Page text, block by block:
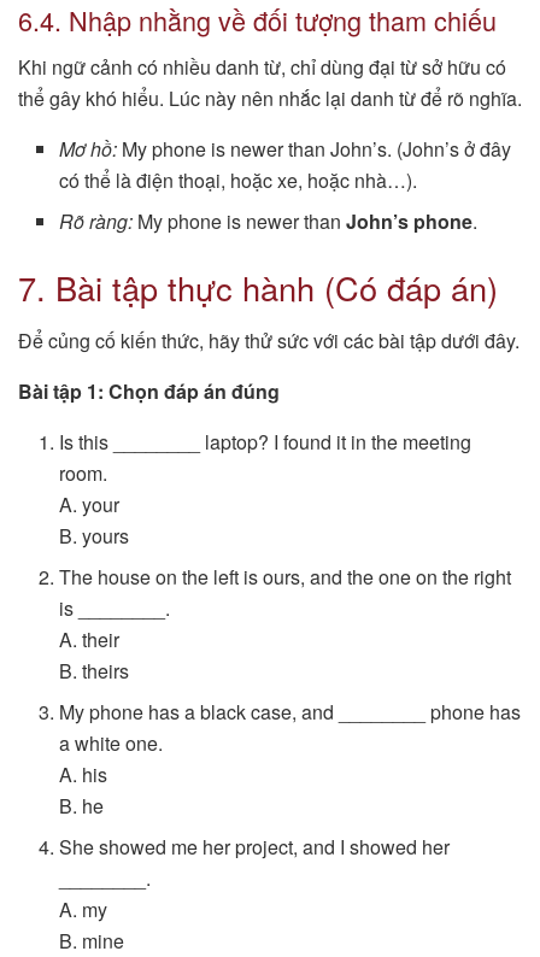
6.4. Nhập nhằng về đối tượng tham chiếu
Khi ngữ cảnh có nhiều danh từ, chỉ dùng đại từ sở hữu có
thể gây khó hiểu. Lúc này nên nhắc lại danh từ để rõ nghĩa.
Mơ hồ: My phone is newer than John’s. (John’s ở đây
có thể là điện thoại, hoặc xe, hoặc nhà…).
Rõ ràng: My phone is newer thanJohn’s phone.
7. Bài tập thực hành (Có đáp án)
Để củng cố kiến thức, hãy thử sức với các bài tập dưới đây.
Bài tập 1: Chọn đáp án đúng
Is this ________ laptop? I found it in the meeting
room.
A. your
B. yours
The house on the left is ours, and the one on the right
is ________.
A. their
B. theirs
My phone has a black case, and ________ phone has
a white one.
A. his
B. he
She showed me her project, and I showed her
________.
A. my
B. mine